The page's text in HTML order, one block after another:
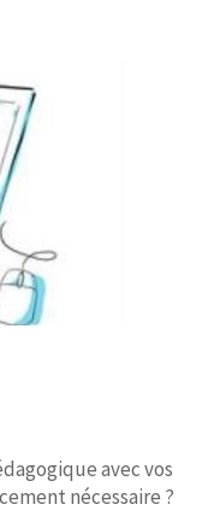
avec vos
nécessaire ?